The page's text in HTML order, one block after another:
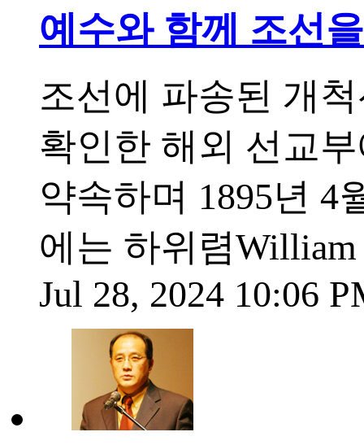
예수와 함께 조선
조선에 파송된 개
확인한 해외 선교
약속하며 1895년 4
에는 하위렴
Jul 28, 2024 10:06